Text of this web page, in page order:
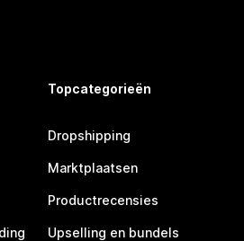
Topcategorieën
Dropshipping
Marktplaatsen
Productrecensies
Upselling en bundels